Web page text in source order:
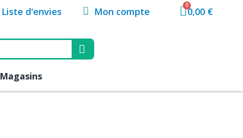
Liste d'envies Mon compte 0,00 €
Magasins